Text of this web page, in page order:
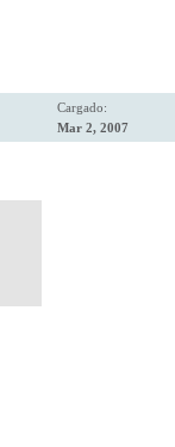
Cargado:
Mar 2, 2007